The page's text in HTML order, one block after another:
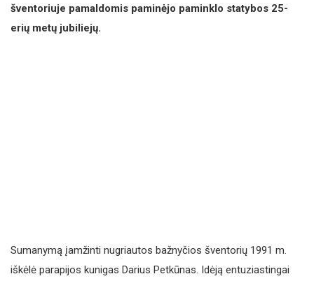
šventoriuje pamaldomis paminėjo paminklo statybos 25-
erių metų jubiliejų.
Sumanymą įamžinti nugriautos bažnyčios šventorių 1991 m.
iškėlė parapijos kunigas Darius Petkūnas. Idėją entuziastingai